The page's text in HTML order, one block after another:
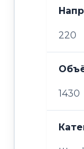
220
1430